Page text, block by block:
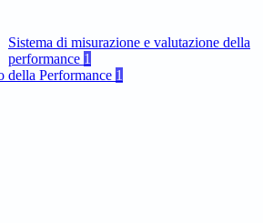
Sistema di misurazione e valutazione della
performance 1
della Performance 1